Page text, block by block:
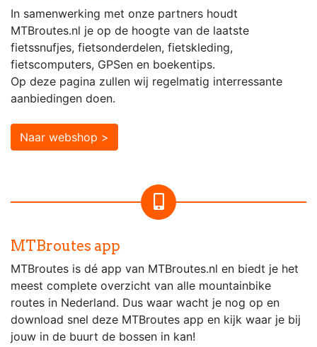
In samenwerking met onze partners houdt
MTBroutes.nl je op de hoogte van de laatste
fietssnufjes, fietsonderdelen, fietskleding,
fietscomputers, GPSen en boekentips.
Op deze pagina zullen wij regelmatig interressante
aanbiedingen doen.
Naar webshop >
MTBroutes app
MTBroutes is dé app van MTBroutes.nl en biedt je het
meest complete overzicht van alle mountainbike
routes in Nederland. Dus waar wacht je nog op en
download snel deze MTBroutes app en kijk waar je bij
jouw in de buurt de bossen in kan!